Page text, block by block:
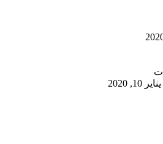
يناير 10, 2020